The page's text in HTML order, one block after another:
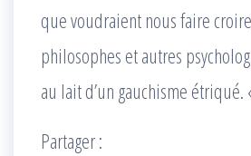
que voudraient nous faire
philosophes et autres
au lait d’un gauchisme
Partager :